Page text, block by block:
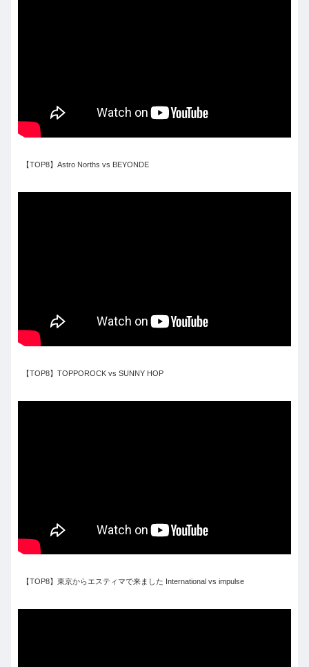
【TOP8】Astro Norths vs BEYONDE
【TOP8】TOPPOROCK vs SUNNY HOP
【TOP8】東京からエスティマで来ました International vs impulse